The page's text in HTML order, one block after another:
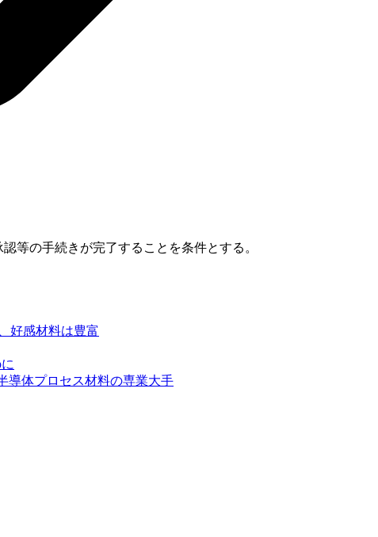
等の手続きが完了することを条件とする。
好感材料は豊富
導体プロセス材料の専業大手